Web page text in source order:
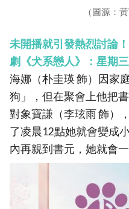
（圖源：
未開播就引發熱烈討論
劇《犬系戀人》：星期
海娜（朴圭瑛 飾）因家
狗」，但在聚會上他把
對象寶謙（李玹雨 飾）
了凌晨12點她就會變成
內再親到書元，她就會